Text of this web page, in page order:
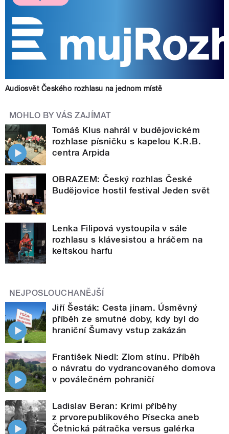
Audiosvět Českého rozhlasu na jednom místě
MOHLO BY VÁS ZAJÍMAT
Tomáš Klus nahrál v budějovickém
rozhlase písničku s kapelou K.R.B.
centra Arpida
OBRAZEM: Český rozhlas České
Budějovice hostil festival Jeden svět
Lenka Filipová vystoupila v sále
rozhlasu s klávesistou a hráčem na
keltskou harfu
NEJPOSLOUCHANĚJŠÍ
Jiří Šesták: Cesta jinam. Úsměvný
příběh ze smutné doby, kdy byl do
hraniční Šumavy vstup zakázán
František Niedl: Zlom stínu. Příběh
o návratu do vydrancovaného domova
v poválečném pohraničí
Ladislav Beran: Krimi příběhy
z prvorepublikového Písecka aneb
Četnická pátračka versus galérka